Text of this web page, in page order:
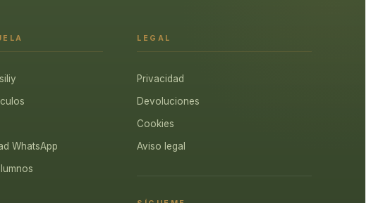
WhatsApp
LEGAL
Privacidad
Devoluciones
Cookies
Aviso legal